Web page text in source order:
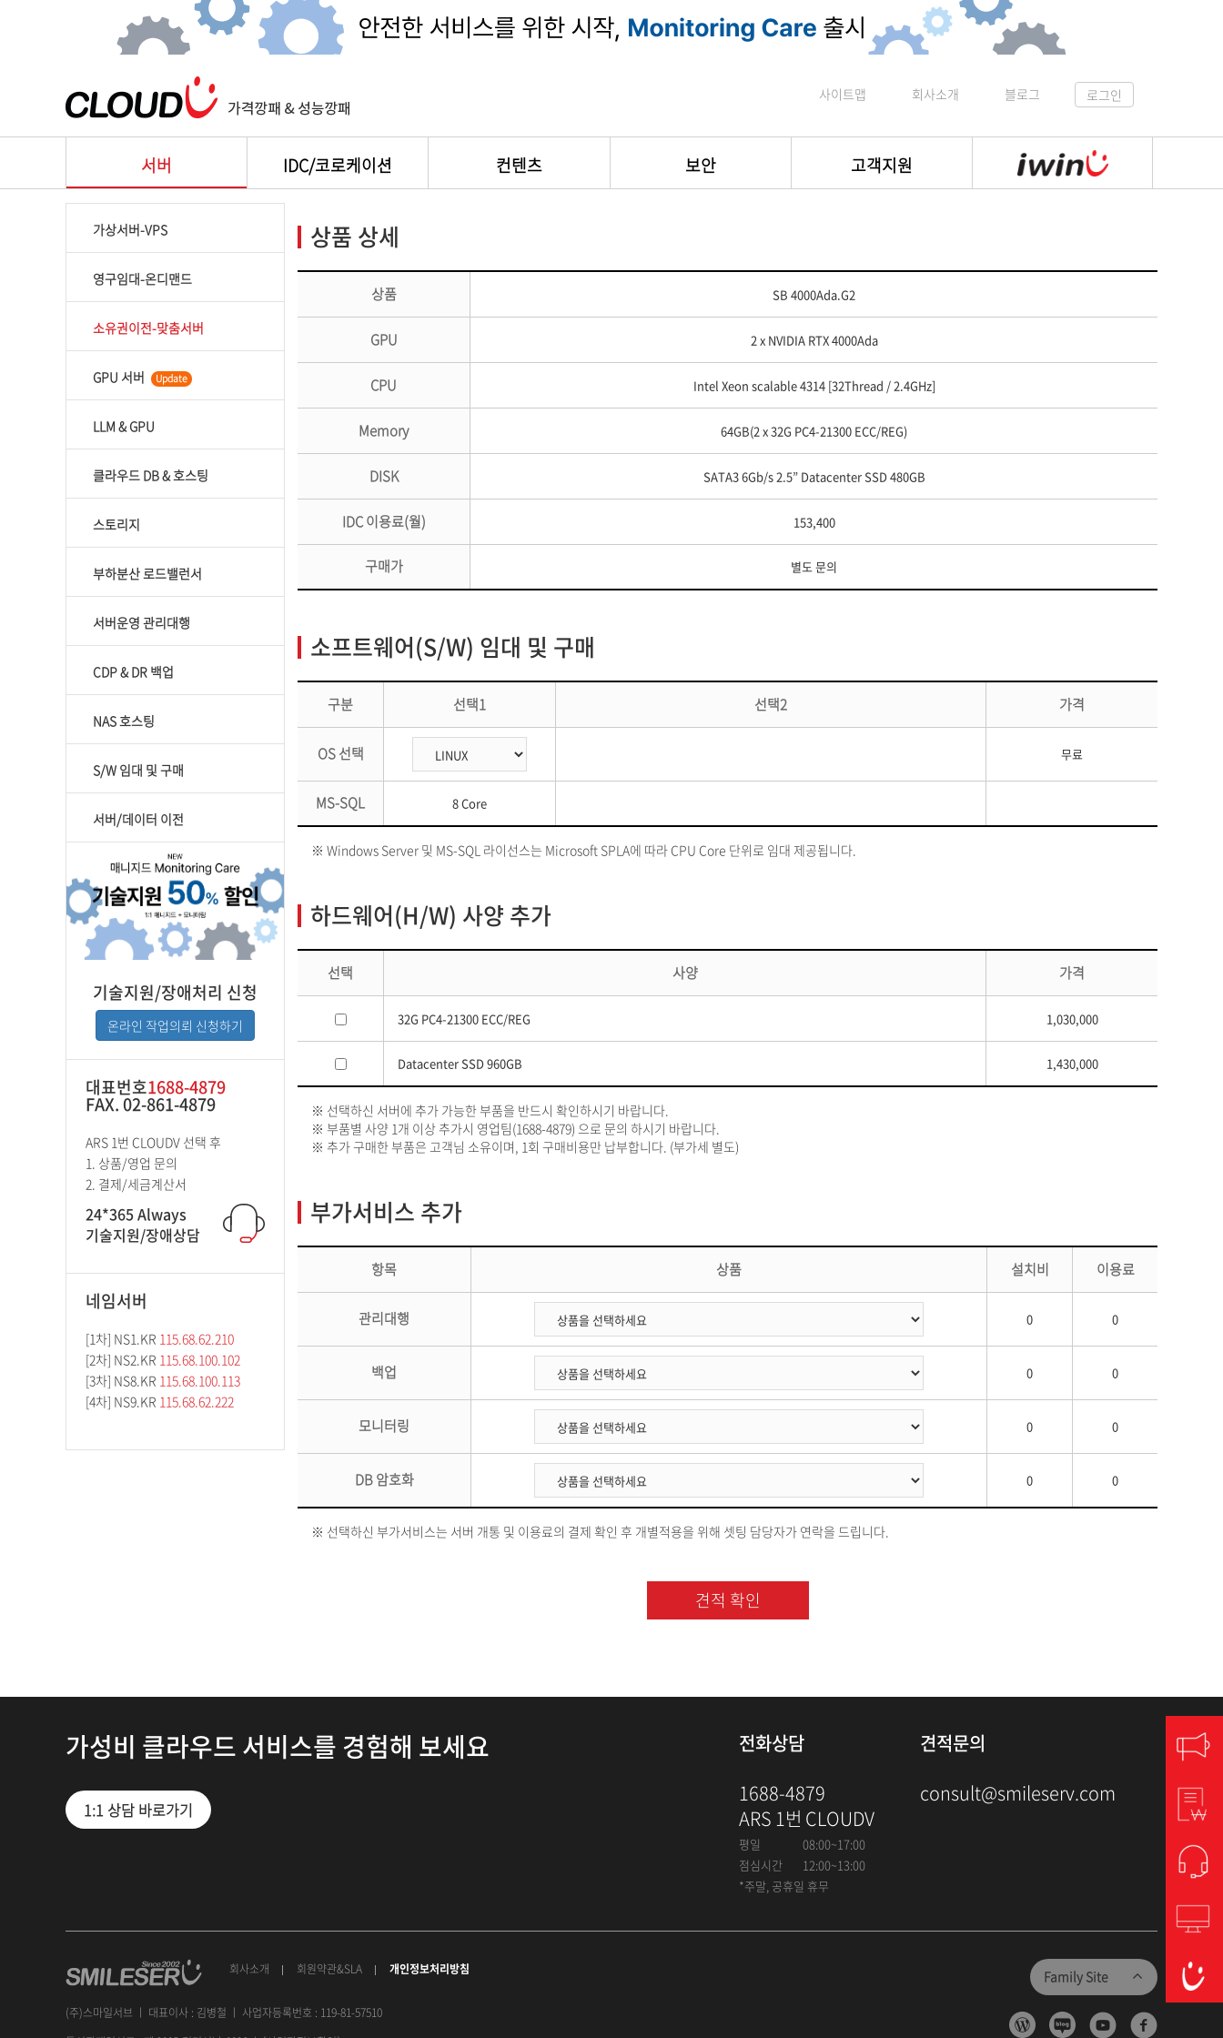
사이트맵 회사소개 블로그 로그인
서버 IDC/코로케이션 컨텐츠 보안 고객지원
가상서버-VPS
영구임대-온디맨드
소유권이전-맞춤서버
GPU 서버 Update
LLM & GPU
클라우드 DB & 호스팅
스토리지
부하분산 로드밸런서
서버운영 관리대행
CDP & DR 백업
NAS 호스팅
S/W 임대 및 구매
서버/데이터 이전
기술지원/장애처리 신청
온라인 작업의뢰 신청하기
대표번호1688-4879
FAX. 02-861-4879
ARS 1번 CLOUDV 선택 후
1. 상품/영업 문의
2. 결제/세금계산서
24*365 Always
기술지원/장애상담
네임서버
[1차] NS1.KR 115.68.62.210
[2차] NS2.KR 115.68.100.102
[3차] NS8.KR 115.68.100.113
[4차] NS9.KR 115.68.62.222
상품 상세
상품 SB 4000Ada.G2
GPU 2 x NVIDIA RTX 4000Ada
CPU Intel Xeon scalable 4314 [32Thread / 2.4GHz]
Memory 64GB(2 x 32G PC4-21300 ECC/REG)
DISK SATA3 6Gb/s 2.5” Datacenter SSD 480GB
IDC 이용료(월) 153,400
구매가 별도 문의
소프트웨어(S/W) 임대 및 구매
구분 선택1 선택2 가격
OS 선택 무료
MS-SQL 8 Core
※ Windows Server 및 MS-SQL 라이선스는 Microsoft SPLA에 따라 CPU Core 단위로 임대 제공됩니다.
하드웨어(H/W) 사양 추가
선택 사양 가격
32G PC4-21300 ECC/REG 1,030,000
Datacenter SSD 960GB 1,430,000
※ 선택하신 서버에 추가 가능한 부품을 반드시 확인하시기 바랍니다.
※ 부품별 사양 1개 이상 추가시 영업팀(1688-4879) 으로 문의 하시기 바랍니다.
※ 추가 구매한 부품은 고객님 소유이며, 1회 구매비용만 납부합니다. (부가세 별도)
부가서비스 추가
항목 상품 설치비 이용료
관리대행 0 0
백업 0 0
모니터링 0 0
DB 암호화 0 0
※ 선택하신 부가서비스는 서버 개통 및 이용료의 결제 확인 후 개별적용을 위해 셋팅 담당자가 연락을 드립니다.
가성비 클라우드 서비스를 경험해 보세요
1:1 상담 바로가기
전화상담
1688-4879
ARS 1번 CLOUDV
평일
08:00~17:00
점심시간
12:00~13:00
*주말, 공휴일 휴무
견적문의
consult@smileserv.com
회사소개 회원약관&SLA 개인정보처리방침
(주)스마일서브 ㅣ 대표이사 : 김병철 ㅣ 사업자등록번호 : 119-81-57510
Family Site